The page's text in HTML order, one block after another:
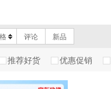
评论 新品
推荐好货 优惠促销